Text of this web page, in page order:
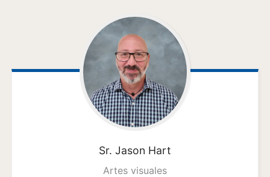
Sr. Jason Hart
Artes visuales